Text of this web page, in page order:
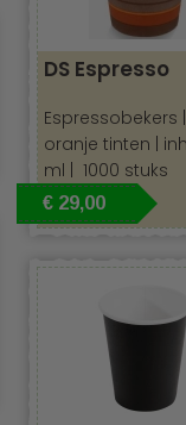
DS Espresso
Espressobekers
oranje tinten |
ml | 1000 stuks
€ 29,00
Recyclebaar